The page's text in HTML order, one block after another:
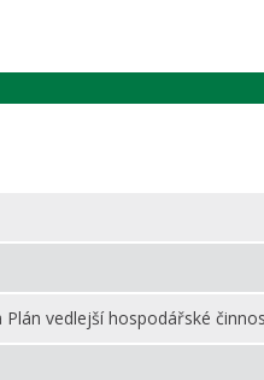
vedlejší hospodářské